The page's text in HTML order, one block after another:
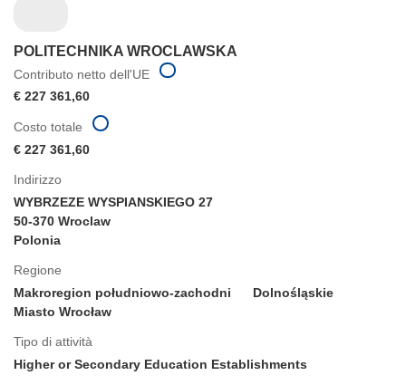
POLITECHNIKA WROCLAWSKA
Contributo netto dell'UE
€ 227 361,60
Indirizzo
WYBRZEZE WYSPIANSKIEGO 27
50-370 Wroclaw
Polonia
Regione
Makroregion południowo-zachodni
Dolnośląskie
Miasto Wrocław
Tipo di attività
Higher or Secondary Education Establishments
Costo totale
€ 227 361,60